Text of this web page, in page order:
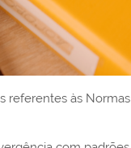
referentes às Normas